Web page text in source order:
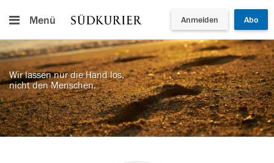
Menü Anmelden Abo
Wir lassen nur die Hand los,
nicht den Menschen.